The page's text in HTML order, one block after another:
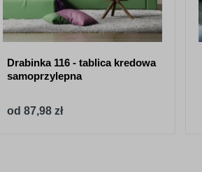
Drabinka 116 - tablica kredowa
samoprzylepna
od 87,98 zł